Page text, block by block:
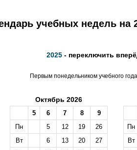
учебных недель на
2025- переключить
Первым понедельником учебного
Октябрь 2026
5 6 7 8
9
Пн
5 12 19
26
Вт
6 13 20
27
Пн
Вт